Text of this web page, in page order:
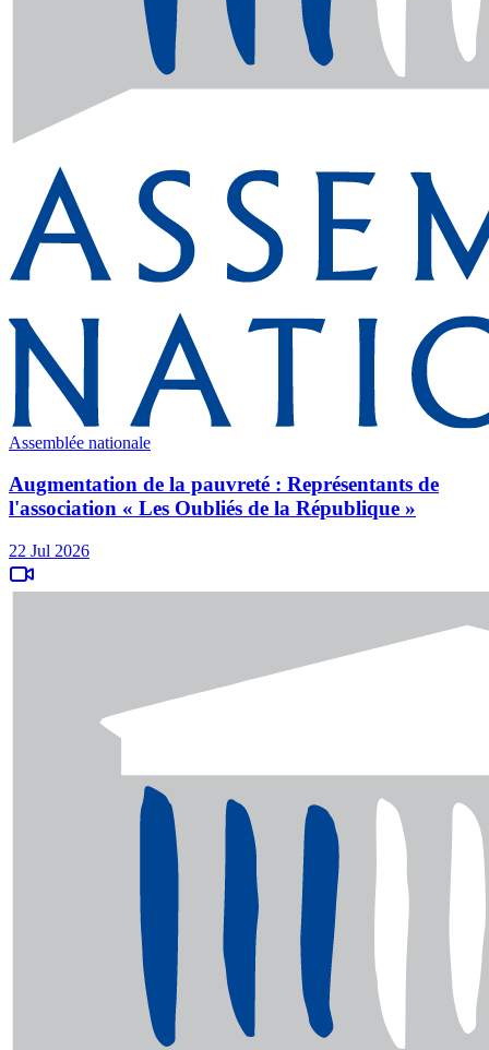
Assemblée nationale
Augmentation de la pauvreté : Représentants de
l'association « Les Oubliés de la République »
22 Jul 2026